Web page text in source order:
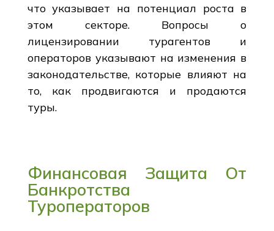
что указывает на потенциал роста в
этом секторе. Вопросы о
лицензировании турагентов и
операторов указывают на изменения в
законодательстве, которые влияют на
то, как продвигаются и продаются
туры.
Финансовая Защита От
Банкротства
Туроператоров